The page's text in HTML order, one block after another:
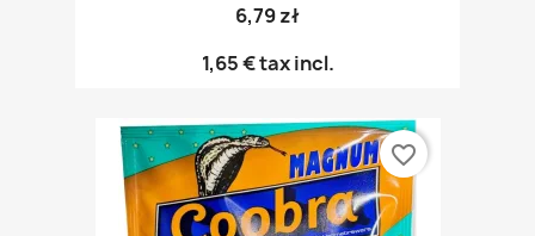
6,79 zł
1,65 €tax incl.
favorite_border